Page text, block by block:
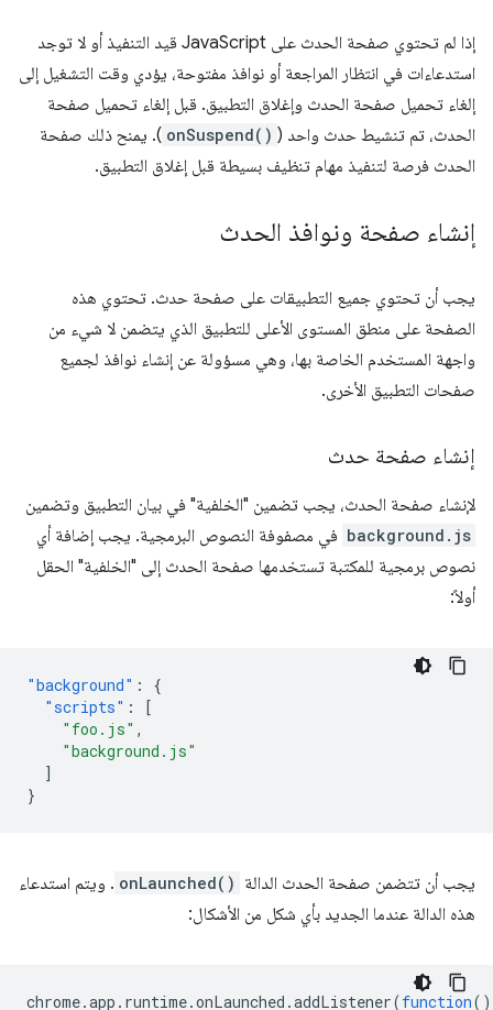
إذا لم تحتوي صفحة الحدث على JavaScript قيد التنفيذ أو لا توجد
استدعاءات في انتظار المراجعة أو نوافذ مفتوحة، يؤدي وقت التشغيل إلى
إلغاء تحميل صفحة الحدث وإغلاق التطبيق. قبل إلغاء تحميل صفحة
الحدث، تم تنشيط حدث واحد ( onSuspend() ). يمنح ذلك صفحة
الحدث فرصة لتنفيذ مهام تنظيف بسيطة قبل إغلاق التطبيق.
إنشاء صفحة ونوافذ الحدث
يجب أن تحتوي جميع التطبيقات على صفحة حدث. تحتوي هذه
الصفحة على منطق المستوى الأعلى للتطبيق الذي يتضمن لا شيء من
واجهة المستخدم الخاصة بها، وهي مسؤولة عن إنشاء نوافذ لجميع
صفحات التطبيق الأخرى.
إنشاء صفحة حدث
لإنشاء صفحة الحدث، يجب تضمين "الخلفية" في بيان التطبيق وتضمين
background.js في مصفوفة النصوص البرمجية. يجب إضافة أي
نصوص برمجية للمكتبة تستخدمها صفحة الحدث إلى "الخلفية" الحقل
أولاً:
"background" :
{
"scripts" :
[
"foo.js" ,
"background.js"
]
}
يجب أن تتضمن صفحة الحدث الدالة onLaunched() . ويتم استدعاء
هذه الدالة عندما الجديد بأي شكل من الأشكال:
chrome.app . runtime.onLaunched .addListener(function()